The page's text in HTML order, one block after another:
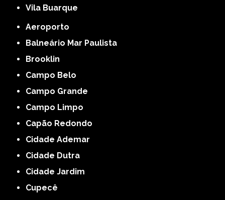
Vila Buarque
Aeroporto
Balneário Mar Paulista
Brooklin
Campo Belo
Campo Grande
Campo Limpo
Capão Redondo
Cidade Ademar
Cidade Dutra
Cidade Jardim
Cupecê